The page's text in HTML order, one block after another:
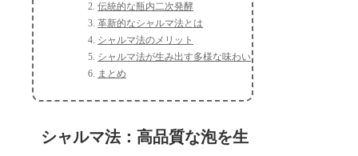
伝統的な瓶内二次発酵
革新的なシャルマ法とは
シャルマ法のメリット
シャルマ法が生み出す多様な味わい
まとめ
シャルマ法：高品質な泡を生